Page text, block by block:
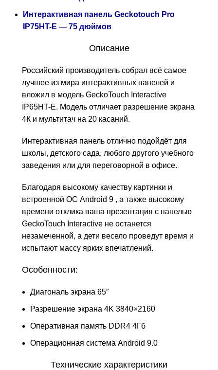
Интерактивная панель Geckotouch Pro
IP75HT-E — 75 дюймов
Описание
Российский производитель собрал всё самое
лучшее из мира интерактивных панелей и
вложил в модель GeckoTouch Interactive
IP65HT-E. Модель отличает разрешение экрана
4К и мультитач на 20 касаний.
Интерактивная панель отлично подойдёт для
школы, детского сада, любого другого учебного
заведения или для переговорной в офисе.
Благодаря высокому качеству картинки и
встроенной ОС Android 9 , а также высокому
времени отклика ваша презентация с панелью
GeckoTouch Interactive не останется
незамеченной, а дети весело проведут время и
испытают массу ярких впечатлений.
Особенности:
Диагональ экрана 65″
Разрешение экрана 4K 3840×2160
Оперативная память DDR4 4Гб
Операционная система Android 9.0
Технические характеристики